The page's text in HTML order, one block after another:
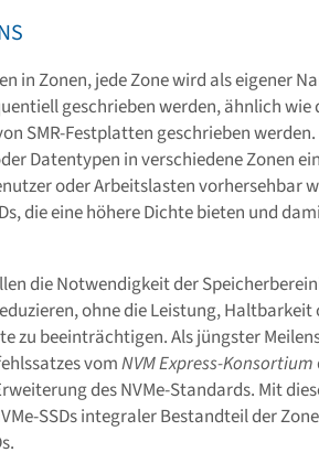
in Zonen, jede Zone wird als eigener
geschrieben werden, ähnlich wie
SMR-Festplatten geschrieben
Datentypen in verschiedene Zonen
oder Arbeitslasten vorhersehbar
die eine höhere Dichte bieten und
die Notwendigkeit der
ohne die Leistung, Haltbarkeit
zu beeinträchtigen. Als jüngster
vomNVM Express-Konsortium
des NVMe-Standards. Mit
SSDs integraler Bestandteil der